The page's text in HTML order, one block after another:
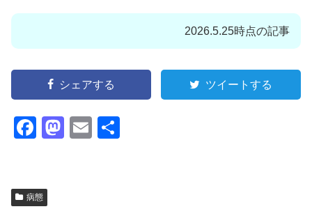
2026.5.25時点の記事
シェアする ツイートする
F
e
M
E
病態